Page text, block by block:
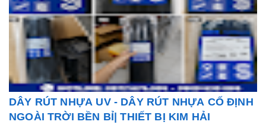
DÂY RÚT NHỰA UV - DÂY RÚT NHỰA CỐ ĐỊNH
NGOÀI TRỜI BỀN BỈ| THIẾT BỊ KIM HẢI